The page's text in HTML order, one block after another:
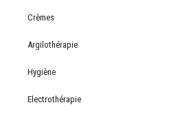
Crèmes
Argilothérapie
Hygiène
Electrothérapie